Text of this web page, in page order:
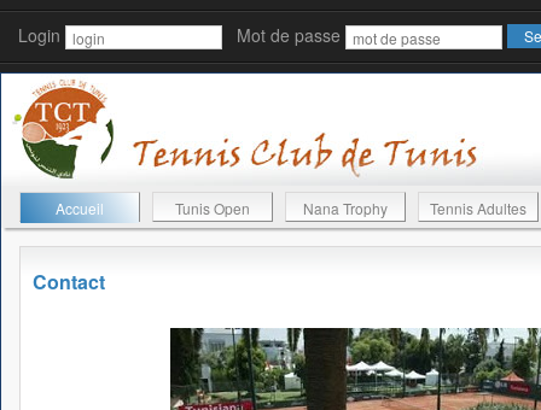
Login Mot de passe
Accueil Tunis Open Nana Trophy Tennis Adultes
Contact